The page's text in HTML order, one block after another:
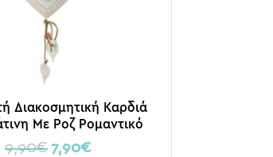
Διακοσμητική Καρδιά
Με Ροζ Ρομαντικό
Σχέδιο 16x3x27/37
9,90€ 7,90€